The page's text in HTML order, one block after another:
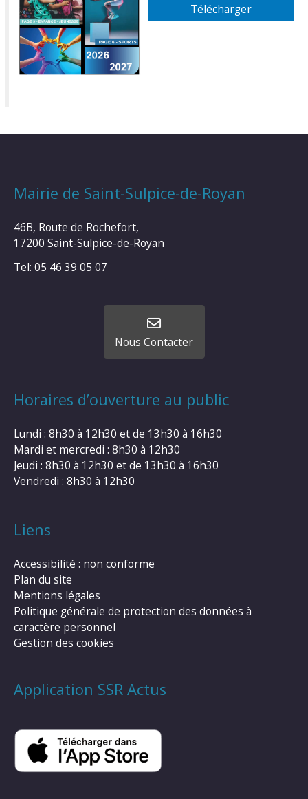
Télécharger
Mairie de Saint-Sulpice-de-Royan
46B, Route de Rochefort,
17200 Saint-Sulpice-de-Royan
Tel: 05 46 39 05 07
Nous Contacter
Horaires d’ouverture au public
Lundi : 8h30 à 12h30 et de 13h30 à 16h30
Mardi et mercredi : 8h30 à 12h30
Jeudi : 8h30 à 12h30 et de 13h30 à 16h30
Vendredi : 8h30 à 12h30
Liens
Accessibilité : non conforme
Plan du site
Mentions légales
Politique générale de protection des données à
caractère personnel
Gestion des cookies
Application SSR Actus